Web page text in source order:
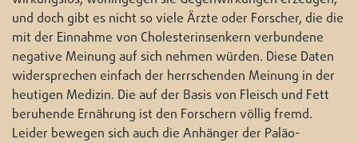
und doch gibt es nicht so viele Ärzte oder Forscher, die die
mit der Einnahme von Cholesterinsenkern verbundene
negative Meinung auf sich nehmen würden. Diese Daten
widersprechen einfach der herrschenden Meinung in der
heutigen Medizin. Die auf der Basis von Fleisch und Fett
beruhende Ernährung ist den Forschern völlig fremd.
Leider bewegen sich auch die Anhänger der Paläo-